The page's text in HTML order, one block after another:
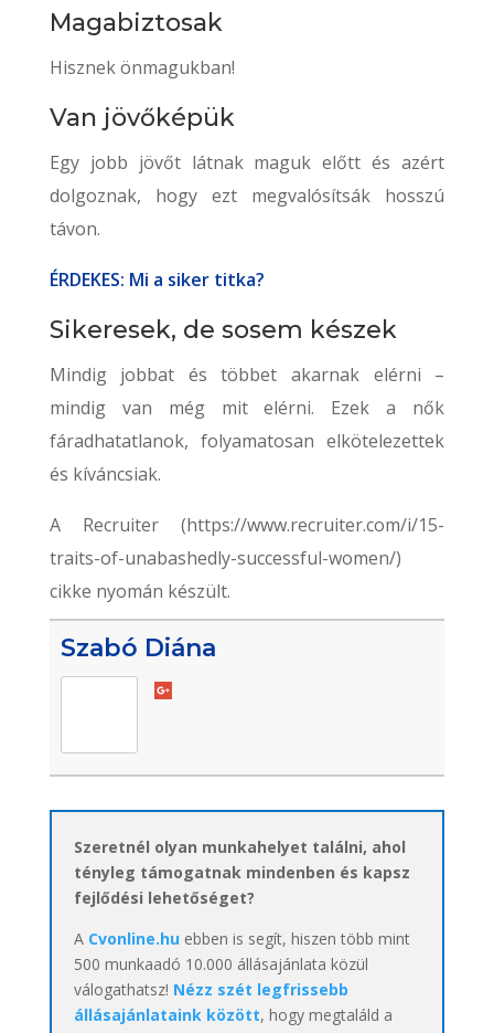
Magabiztosak
Hisznek önmagukban!
Van jövőképük
Egy jobb jövőt látnak maguk előtt és azért
dolgoznak, hogy ezt megvalósítsák hosszú
távon.
ÉRDEKES: Mi a siker titka?
Sikeresek, de sosem készek
Mindig jobbat és többet akarnak elérni –
mindig van még mit elérni. Ezek a nők
fáradhatatlanok, folyamatosan elkötelezettek
és kíváncsiak.
A Recruiter (https://www.recruiter.com/i/15-
traits-of-unabashedly-successful-women/)
cikke nyomán készült.
Szabó Diána
Szeretnél olyan munkahelyet találni, ahol
tényleg támogatnak mindenben és kapsz
fejlődési lehetőséget?
A Cvonline.huebben is segít, hiszen több mint
500 munkaadó 10.000 állásajánlata közül
válogathatsz! Nézz szét legfrissebb
állásajánlataink között, hogy megtaláld a